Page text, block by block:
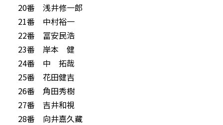
20番 浅井修一郎
21番 中村裕一
22番 冨安民浩
23番 岸本 健
24番 中 拓哉
25番 花田健吉
26番 角田秀樹
27番 吉井和視
28番 向井嘉久藏